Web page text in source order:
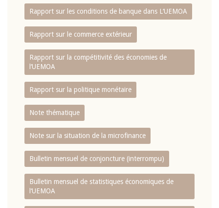
Rapport sur les conditions de banque dans L‘UEMOA
Rapport sur le commerce extérieur
Rapport sur la compétitivité des économies de
l‘UEMOA
Rapport sur la politique monétaire
Note thématique
Note sur la situation de la microfinance
Bulletin mensuel de conjoncture (interrompu)
Bulletin mensuel de statistiques économiques de
l‘UEMOA